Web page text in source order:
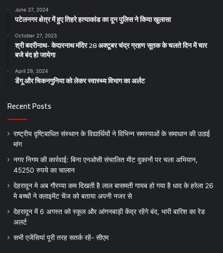
June 27, 2024
पटेलनगर क्षेत्र में हुए तिहरे हत्याकांड का दून पुलिस ने किया खुलासा
October 27, 2023
श्री बदरीनाथ- केदारनाथ मंदिर 28 अक्टूबर चंद्र ग्रहण सूतक के चलते दिन में चार
बजे बंद हो जायेगा
April 29, 2024
डेंगू और चिकनगुनिया को लेकर स्वास्थ्य विभाग का अर्लट
Recent Posts
राष्ट्रीय दृष्टिबाधित संस्थान के विद्यार्थियों ने विभिन्न समस्याओं के समाधान की उठाई
मांग
नगर निगम की कार्रवाई: बिना एनओसी संचालित मीट दुकानों पर चला अभियान,
45250 रुपये का चालान
देहरादून मे अब गौरय्या कम दिखती है लाल बासमती गायब हो गया है धाद के हरेला 26
मे बच्चों ने क्लाइमेंट चेंज को बताया अपनी नजर से
देहरादून में 6 अगस्त को स्कूल और आंगनबाड़ी केंद्र रहेंगे बंद, भारी बारिश का रेड
अलर्ट
सभी एजेंसियां पूरी तरह सतर्क रहें- सीएम